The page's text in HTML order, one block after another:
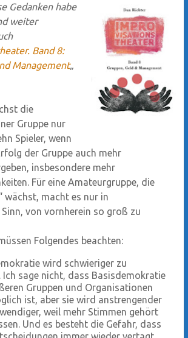
Gedanken habe
weiter
Band 8:
Management„
die
Gruppe nur
Spieler, wenn
der Gruppe auch mehr
insbesondere mehr
Für eine Amateurgruppe, die
wächst, macht es nur in
von vornherein so groß zu
Folgendes beachten:
wird schwieriger zu
Ich sage nicht, dass Basisdemokratie
Gruppen und Organisationen
ist, aber sie wird anstrengender
weil mehr Stimmen gehört
Und es besteht die Gefahr, dass